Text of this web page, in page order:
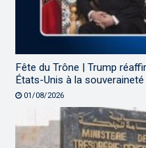
Fête du Trône | Trump
États-Unis à la
01/08/2026